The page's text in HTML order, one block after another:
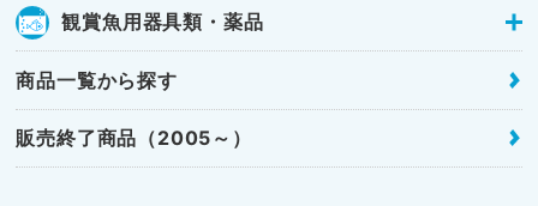
観賞魚用器具類・薬品
商品一覧から探す
販売終了商品（2005～）